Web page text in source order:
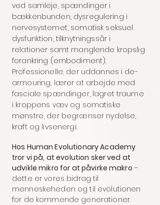
ved samleje, spændinger i
bækkenbunden, dysregulering i
nervesystemet, somatisk seksuel
dysfunktion, tilknytningssår i
relationer samt manglende kropslig
forankring (embodiment).
Professionelle, der uddannes i de-
armouring, lærer at arbejde med
fasciale spændinger, lagret traume
i kroppens væv og somatiske
mønstre, der begrænser nydelse,
kraft og livsenergi.
Hos Human Evolutionary Academy
tror vi på, at evolution sker ved at
udvikle mikro for at påvirke makro –
dette er vores bidrag til
menneskeheden og til evolutionen
for de kommende generationer.